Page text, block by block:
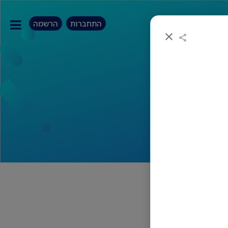
התחברות הרשמה